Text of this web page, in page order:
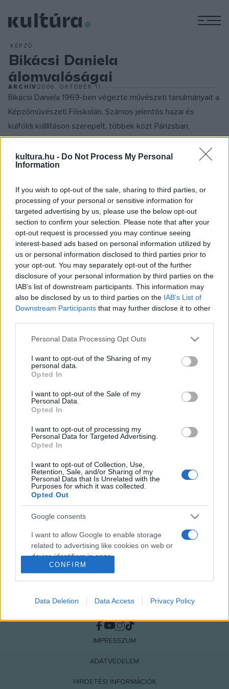
kultura.hu - Do Not Process My Personal
Information
If you wish to opt-out of the sale, sharing to third parties, or
processing of your personal or sensitive information for
targeted advertising by us, please use the below opt-out
section to confirm your selection. Please note that after your
opt-out request is processed you may continue seeing
interest-based ads based on personal information utilized by
us or personal information disclosed to third parties prior to
your opt-out. You may separately opt-out of the further
disclosure of your personal information by third parties on the
IAB’s list of downstream participants. This information may
also be disclosed by us to third parties on the IAB’s List of
Downstream Participants that may further disclose it to other
Please note that this website/app uses one or more Google
not limited to your visit or usage behaviour. You may click to
grant or deny consent to Google and its third-party tags to
use your data for below specified purposes in below Google
consent section.
Personal Data Processing Opt Outs
I want to opt-out of the Sharing of my
personal data.
Opted In
I want to opt-out of the Sale of my
Personal Data.
Opted In
I want to opt-out of processing my
Personal Data for Targeted Advertising.
Opted In
I want to opt-out of Collection, Use,
Retention, Sale, and/or Sharing of my
Personal Data that Is Unrelated with the
Purposes for which it was collected.
Opted Out
Google consents
I want to allow Google to enable storage
related to advertising like cookies on web or
device identifiers in apps.
personalized advertising.
I want to allow Google to enable storage
device identifiers in apps.
I want to allow Google to enable storage
CONFIRM
Data Deletion Data Access Privacy Policy
KÉPZŐ
Bikácsi Daniela
álomvalóságai
ARCHÍV2006. OKTÓBER 11.
Bikácsi Daniela 1969-ben végezte művészeti tanulmányait a
Képzőművészeti Főiskolán. Számos jelentős hazai és
külföldi kiállításon szerepelt, többek közt Párizsban,
Londonban és Milánóban is megmutatkozott már. Az
ambivalenciát kifejező, s ellentéteket olykor szépen
összeolvasztó gondolatvilága éppúgy felfedezhető a
alkotásait - ahogy azt Takács Ferenc kritikus is
megfogalmazta - az eldöntetlenség uralja. Azaz alkotásai
egyszerre természetelvűek és absztraktak: szerepet
kapnak rajtuk a természetes környezet képviselői, úgymint
a fű, a fa és a víz; a festmények mégis egy ezeken
túlmutató, elvont jelentéstöbbletet hordoznak. E mostani
tárlaton bemutatott összeállításban, a kék és zöld
árnyalatok játékában összekapcsolódik az ember alkotta és
a tőle függetlenül létező világ. Munkáira jellemző
alkotásában is, ahol szintén egymás mellett jelenik meg a fű,
mint a természet, és a koporsó, mint az ember műve.
Mindezek mögött pedig, ott érezzük az elmúlást, mint
Galéria (Közvetlenül Értékesítő Képzőművészek Alkotásai
Galéria), Budapest Hevesi Sándor tér 1. A kiállítás látható:
2006. október 3. - 19. Nyitva tartás: hétköznap 10 - 18 óra
MEGOSZTÁS
IMPRESSZUM
ADATVÉDELEM
HIRDETÉSI INFORMÁCIÓK